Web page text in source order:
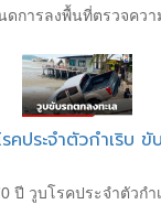
ดการลงพื้นที่ตรวจคว
ประจำตัวกำเริบ ขั
ปี วูบโรคประจำตัวกำ